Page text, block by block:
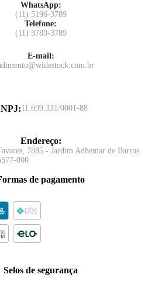
WhatsApp:
(11) 5196-3789
Telefone:
(11) 3789-3789
E-mail:
:11.699.331/0001-88
Endereço:
7885 - Jardim Adhemar de Barros
000
de pagamento
Selos de segurança